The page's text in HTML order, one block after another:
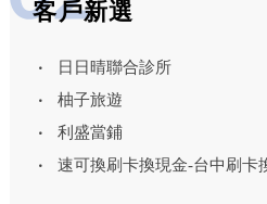
客戶新選
日日晴聯合診所
柚子旅遊
利盛當鋪
速可換刷卡換現金-台中刷卡